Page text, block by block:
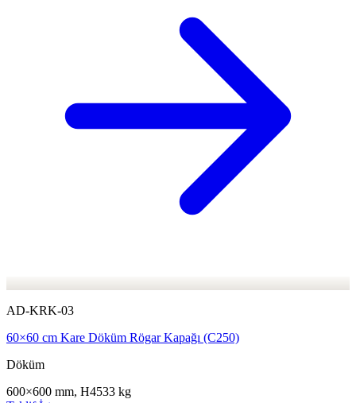
AD-KRK-03
60×60 cm Kare Döküm Rögar Kapağı (C250)
Döküm
600×600 mm, H4533 kg